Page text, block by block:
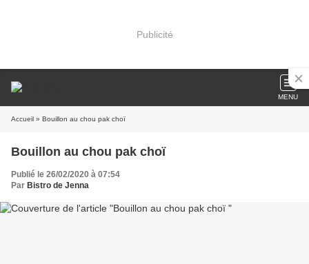
Publicité
MENU
Accueil » Bouillon au chou pak choï
Bouillon au chou pak choï
Publié le 26/02/2020 à 07:54
Par Bistro de Jenna